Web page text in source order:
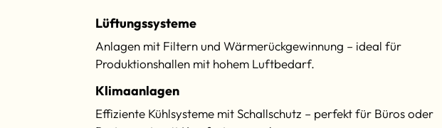
Lüftungssysteme
Anlagen mit Filtern und Wärmerückgewinnung – ideal für
Produktionshallen mit hohem Luftbedarf.
Klimaanlagen
Effiziente Kühlsysteme mit Schallschutz – perfekt für Büros oder